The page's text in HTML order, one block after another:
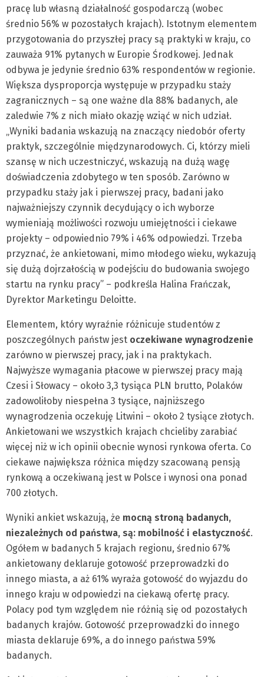
pracę lub własną działalność gospodarczą (wobec
średnio 56% w pozostałych krajach). Istotnym elementem
przygotowania do przyszłej pracy są praktyki w kraju, co
zauważa 91% pytanych w Europie Środkowej. Jednak
odbywa je jedynie średnio 63% respondentów w regionie.
Większa dysproporcja występuje w przypadku staży
zagranicznych – są one ważne dla 88% badanych, ale
zaledwie 7% z nich miało okazję wziąć w nich udział.
„Wyniki badania wskazują na znaczący niedobór oferty
praktyk, szczególnie międzynarodowych. Ci, którzy mieli
szansę w nich uczestniczyć, wskazują na dużą wagę
doświadczenia zdobytego w ten sposób. Zarówno w
przypadku staży jak i pierwszej pracy, badani jako
najważniejszy czynnik decydujący o ich wyborze
wymieniają możliwości rozwoju umiejętności i ciekawe
projekty – odpowiednio 79% i 46% odpowiedzi. Trzeba
przyznać, że ankietowani, mimo młodego wieku, wykazują
się dużą dojrzałością w podejściu do budowania swojego
startu na rynku pracy” – podkreśla Halina Frańczak,
Dyrektor Marketingu Deloitte.
Elementem, który wyraźnie różnicuje studentów z
poszczególnych państw jest oczekiwane wynagrodzenie
zarówno w pierwszej pracy, jak i na praktykach.
Najwyższe wymagania płacowe w pierwszej pracy mają
Czesi i Słowacy – około 3,3 tysiąca PLN brutto, Polaków
zadowoliłoby niespełna 3 tysiące, najniższego
wynagrodzenia oczekuję Litwini – około 2 tysiące złotych.
Ankietowani we wszystkich krajach chcieliby zarabiać
więcej niż w ich opinii obecnie wynosi rynkowa oferta. Co
ciekawe największa różnica między szacowaną pensją
rynkową a oczekiwaną jest w Polsce i wynosi ona ponad
700 złotych.
Wyniki ankiet wskazują, że mocną stroną badanych,
niezależnych od państwa, są: mobilność i elastyczność.
Ogółem w badanych 5 krajach regionu, średnio 67%
ankietowany deklaruje gotowość przeprowadzki do
innego miasta, a aż 61% wyraża gotowość do wyjazdu do
innego kraju w odpowiedzi na ciekawą ofertę pracy.
Polacy pod tym względem nie różnią się od pozostałych
badanych krajów. Gotowość przeprowadzki do innego
miasta deklaruje 69%, a do innego państwa 59%
badanych.